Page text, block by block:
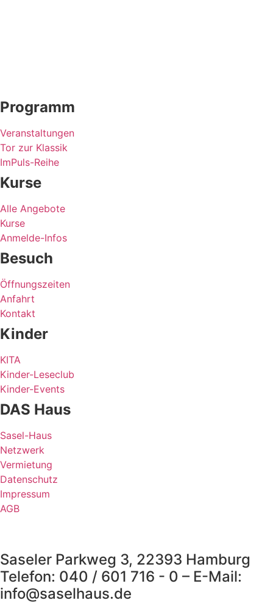
Programm
Veranstaltungen
Tor zur Klassik
ImPuls-Reihe
Kurse
Alle Angebote
Kurse
Anmelde-Infos
Besuch
Öffnungszeiten
Anfahrt
Kontakt
Kinder
KITA
Kinder-Leseclub
Kinder-Events
DAS Haus
Sasel-Haus
Netzwerk
Vermietung
Datenschutz
Impressum
AGB
Saseler Parkweg 3, 22393 Hamburg
Telefon: 040 / 601 716 - 0 – E-Mail:
info@saselhaus.de